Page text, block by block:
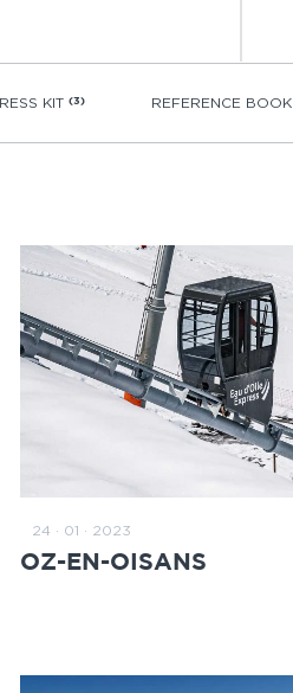
KIT (3) REFERENCE BOOK
24 · 01 · 2023
OZ-EN-OISANS